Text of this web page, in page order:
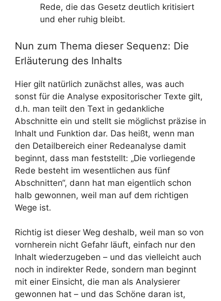
Rede, die das Gesetz deutlich kritisiert
und eher ruhig bleibt.
Nun zum Thema dieser Sequenz: Die
Erläuterung des Inhalts
Hier gilt natürlich zunächst alles, was auch
sonst für die Analyse expositorischer Texte gilt,
d.h. man teilt den Text in gedankliche
Abschnitte ein und stellt sie möglichst präzise in
Inhalt und Funktion dar. Das heißt, wenn man
den Detailbereich einer Redeanalyse damit
beginnt, dass man feststellt: „Die vorliegende
Rede besteht im wesentlichen aus fünf
Abschnitten“, dann hat man eigentlich schon
halb gewonnen, weil man auf dem richtigen
Wege ist.
Richtig ist dieser Weg deshalb, weil man so von
vornherein nicht Gefahr läuft, einfach nur den
Inhalt wiederzugeben – und das vielleicht auch
noch in indirekter Rede, sondern man beginnt
mit einer Einsicht, die man als Analysierer
gewonnen hat – und das Schöne daran ist,